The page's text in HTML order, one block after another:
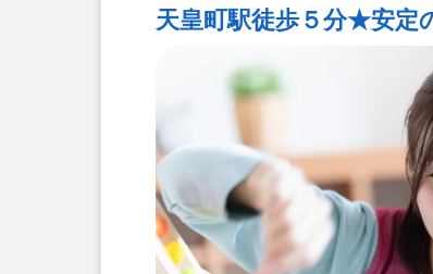
天皇町駅徒歩５分★安定